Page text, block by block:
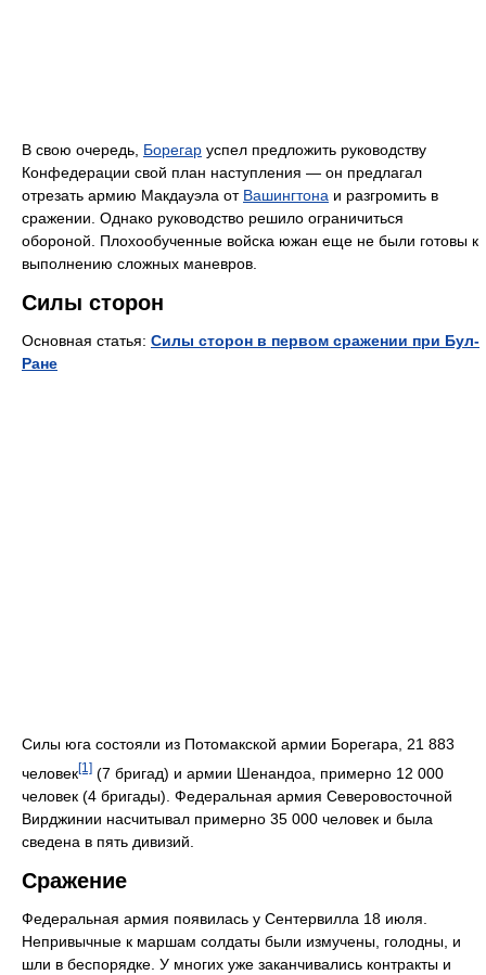
В свою очередь, Борегар успел предложить руководству
Конфедерации свой план наступления — он предлагал
отрезать армию Макдауэла от Вашингтона и разгромить в
сражении. Однако руководство решило ограничиться
обороной. Плохообученные войска южан еще не были готовы к
выполнению сложных маневров.
Силы сторон
Основная статья: Силы сторон в первом сражении при Бул-
Ране
Силы юга состояли из Потомакской армии Борегара, 21 883
человек[1] (7 бригад) и армии Шенандоа, примерно 12 000
человек (4 бригады). Федеральная армия Северовосточной
Вирджинии насчитывал примерно 35 000 человек и была
сведена в пять дивизий.
Сражение
Федеральная армия появилась у Сентервилла 18 июля.
Непривычные к маршам солдаты были измучены, голодны, и
шли в беспорядке. У многих уже заканчивались контракты и